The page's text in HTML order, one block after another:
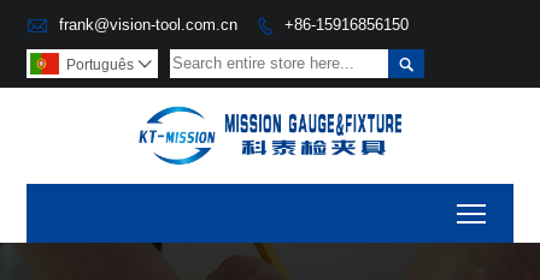
 frank@vision-tool.com.cn  +86-15916856150

Português 